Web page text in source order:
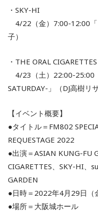
・SKY-HI
4/22（金）7:00-12:00「
子）
・THE ORAL CIGARETTES
4/23（土）22:00-25:00
SATURDAY-」（DJ高樹リサ
【イベント概要】
●タイトル＝FM802
REQUESTAGE 2022
●出演＝ASIAN KUNG-FU
CIGARETTES、SKY-HI、
GARDEN
●日時＝2022年4月29日
●場所＝大阪城ホール